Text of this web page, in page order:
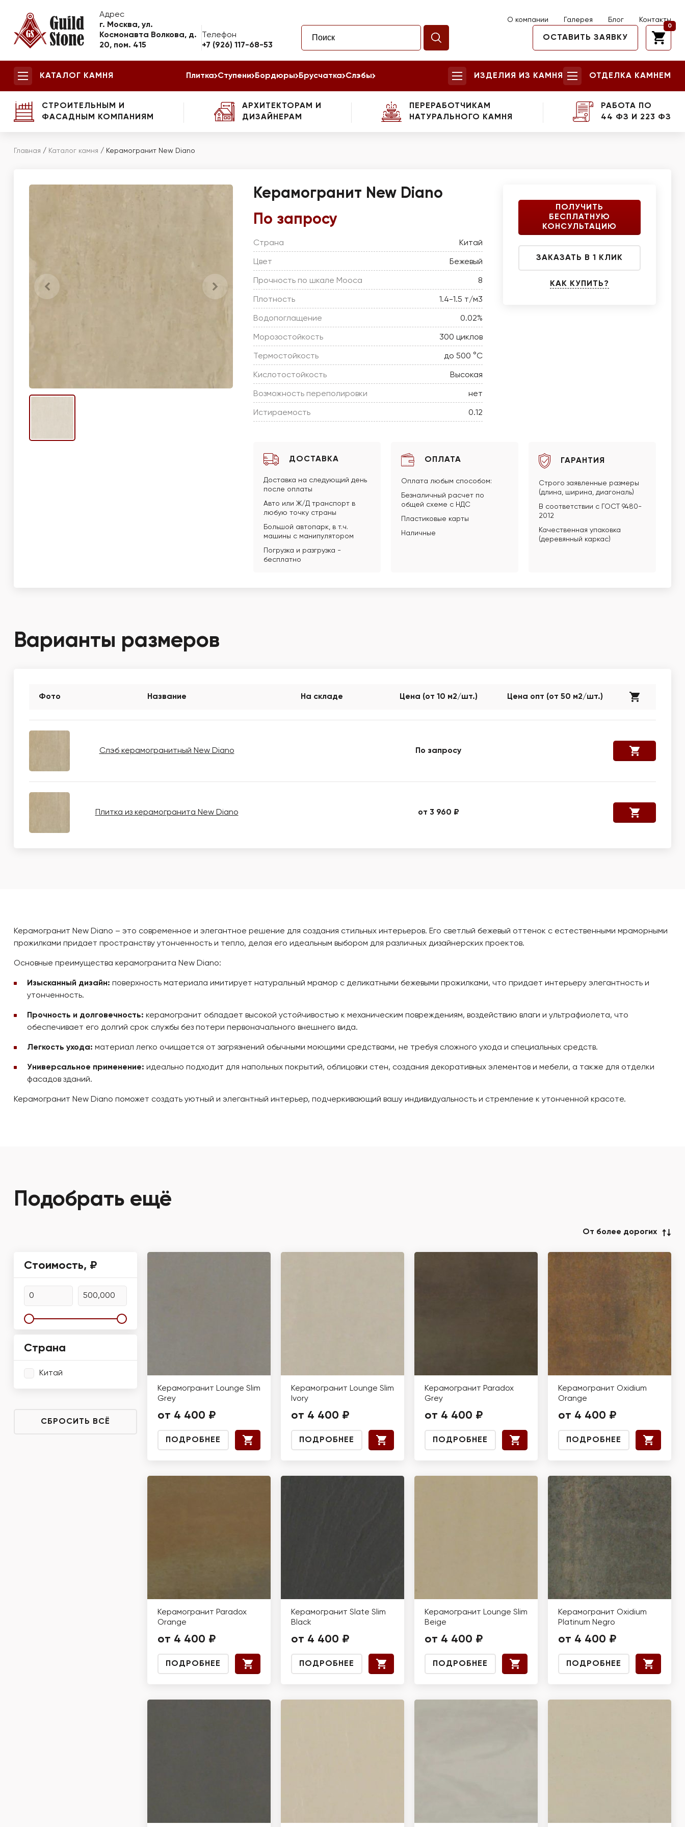
Адрес
г. Москва, ул.
Космонавта Волкова, д.
20, пом. 415
Телефон
+7 (926) 117-68-53
О компании Галерея Блог Контакты
ОСТАВИТЬ ЗАЯВКУ
0
КАТАЛОГ КАМНЯ Плитка Ступени Бордюры Брусчатка Слэбы ИЗДЕЛИЯ ИЗ КАМНЯ ОТДЕЛКА КАМНЕМ
СТРОИТЕЛЬНЫМ И
ФАСАДНЫМ КОМПАНИЯМ
АРХИТЕКТОРАМ И
ДИЗАЙНЕРАМ
ПЕРЕРАБОТЧИКАМ
НАТУРАЛЬНОГО КАМНЯ
РАБОТА ПО
44 ФЗ И 223 ФЗ
Главная / Каталог камня / Керамогранит New Diano
Керамогранит New Diano
По запросу
Страна Китай
Цвет Бежевый
Прочность по шкале Мооса 8
Плотность 1.4-1.5 т/м3
Водопоглащение 0.02%
Морозостойкость 300 циклов
Термостойкость до 500 °C
Кислотостойкость Высокая
Возможность переполировки нет
Истираемость 0.12
ПОЛУЧИТЬ
БЕСПЛАТНУЮ
КОНСУЛЬТАЦИЮ
ЗАКАЗАТЬ В 1 КЛИК
КАК КУПИТЬ?
ДОСТАВКА
Доставка на следующий день
после оплаты
Авто или Ж/Д транспорт в
любую точку страны
Большой автопарк, в т.ч.
машины с манипулятором
Погрузка и разгрузка -
бесплатно
ОПЛАТА
Оплата любым способом:
Безналичный расчет по
общей схеме с НДС
Пластиковые карты
Наличные
ГАРАНТИЯ
Строго заявленные размеры
(длина, ширина, диагональ)
В соответствии с ГОСТ 9480-
2012
Качественная упаковка
(деревянный каркас)
Варианты размеров
Фото Название На складе Цена (от 10 м2/шт.) Цена опт (от 50 м2/шт.)
Слэб керамогранитный New Diano По запросу
Плитка из керамогранита New Diano от 3 960 ₽
Керамогранит New Diano – это современное и элегантное решение для создания стильных интерьеров. Его светлый бежевый оттенок с естественными мраморными
прожилками придает пространству утонченность и тепло, делая его идеальным выбором для различных дизайнерских проектов.
Основные преимущества керамогранита New Diano:
Изысканный дизайн: поверхность материала имитирует натуральный мрамор с деликатными бежевыми прожилками, что придает интерьеру элегантность и
утонченность.
Прочность и долговечность: керамогранит обладает высокой устойчивостью к механическим повреждениям, воздействию влаги и ультрафиолета, что
обеспечивает его долгий срок службы без потери первоначального внешнего вида.
Легкость ухода: материал легко очищается от загрязнений обычными моющими средствами, не требуя сложного ухода и специальных средств.
Универсальное применение: идеально подходит для напольных покрытий, облицовки стен, создания декоративных элементов и мебели, а также для отделки
фасадов зданий.
Керамогранит New Diano поможет создать уютный и элегантный интерьер, подчеркивающий вашу индивидуальность и стремление к утонченной красоте.
Подобрать ещё
От более дорогих
Керамогранит Lounge Slim
Grey
от 4 400 ₽
ПОДРОБНЕЕ
Керамогранит Lounge Slim
Ivory
от 4 400 ₽
ПОДРОБНЕЕ
Керамогранит Paradox
Grey
от 4 400 ₽
ПОДРОБНЕЕ
Керамогранит Oxidium
Orange
от 4 400 ₽
ПОДРОБНЕЕ
Керамогранит Paradox
Orange
от 4 400 ₽
ПОДРОБНЕЕ
Керамогранит Slate Slim
Black
от 4 400 ₽
ПОДРОБНЕЕ
Керамогранит Lounge Slim
Beige
от 4 400 ₽
ПОДРОБНЕЕ
Керамогранит Oxidium
Platinum Negro
от 4 400 ₽
ПОДРОБНЕЕ
Стоимость, ₽
Страна
Китай
СБРОСИТЬ ВСЁ